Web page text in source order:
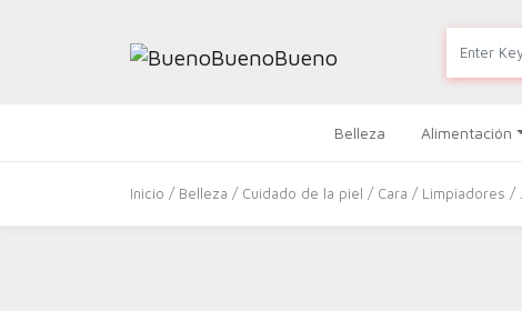
Belleza Alimentación
Inicio / Belleza / Cuidado de la piel / Cara / Limpiadores /